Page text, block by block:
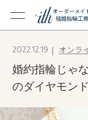
オーダーメイ
結婚指輪工房
メイド
リー
2022.12.19 オンラ
婚約指輪じゃ
のダイヤモン